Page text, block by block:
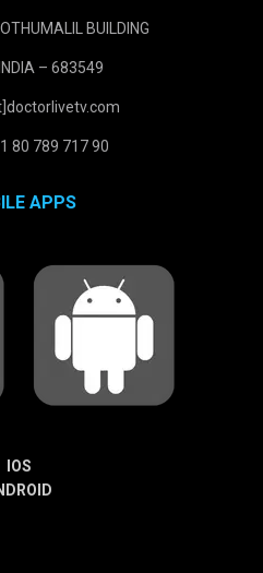
BUILDING
– 683549
80 789 717 90
APPS
IOS